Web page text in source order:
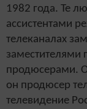
1982 года. Те
ассистентами
телеканалах
заместителями
продюсерами.
он продюсер
телевидение